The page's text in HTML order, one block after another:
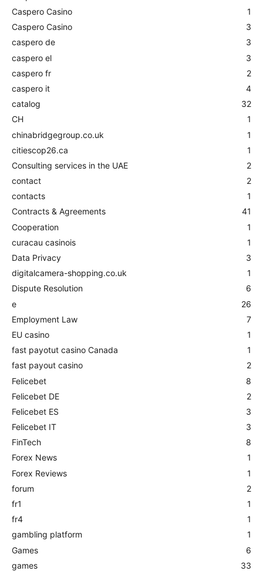
Caspero Casino
1
Caspero Casino
3
caspero de
3
caspero el
3
caspero fr
2
caspero it
4
catalog
32
CH
1
chinabridgegroup.co.uk
1
citiescop26.ca
1
Consulting services in the UAE
2
contact
2
contacts
1
Contracts & Agreements
41
Cooperation
1
curacau casinois
1
Data Privacy
3
digitalcamera-shopping.co.uk
1
Dispute Resolution
6
e
26
Employment Law
7
EU casino
1
fast payotut casino Canada
1
fast payout casino
2
Felicebet
8
Felicebet DE
2
Felicebet ES
3
Felicebet IT
3
FinTech
8
Forex News
1
Forex Reviews
1
forum
2
fr1
1
fr4
1
gambling platform
1
Games
6
games
33